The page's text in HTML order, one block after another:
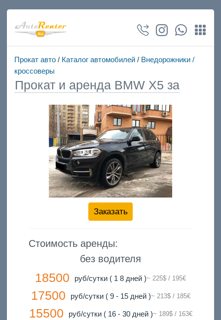
Прокат авто/ Каталог автомобилей/ Внедорожники /
кроссоверы
Прокат и аренда BMW X5 за
Заказать
Стоимость аренды:
без водителя
18500 руб/сутки ( 1 8 дней )~ 225$ / 195€
17500 руб/сутки ( 9 - 15 дней )~ 213$ / 185€
15500 руб/сутки ( 16 - 30 дней )~ 189$ / 163€